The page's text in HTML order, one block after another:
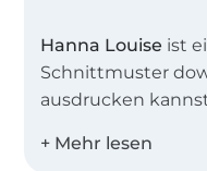
Hanna Louise ist
Schnittmuster
ausdrucken
und Detailliebe